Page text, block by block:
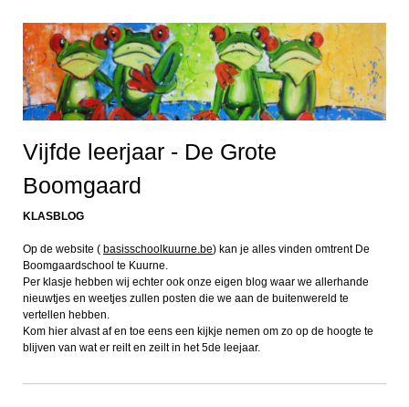
Vijfde leerjaar - De Grote
Boomgaard
KLASBLOG
Op de website ( basisschoolkuurne.be) kan je alles vinden omtrent De
Boomgaardschool te Kuurne.
Per klasje hebben wij echter ook onze eigen blog waar we allerhande
nieuwtjes en weetjes zullen posten die we aan de buitenwereld te
vertellen hebben.
Kom hier alvast af en toe eens een kijkje nemen om zo op de hoogte te
blijven van wat er reilt en zeilt in het 5de leejaar.